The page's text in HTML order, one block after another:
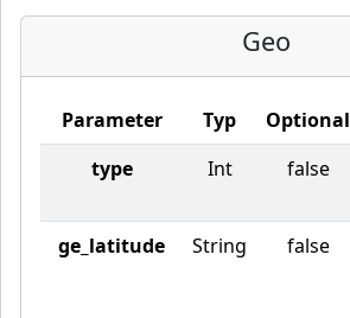
Geo
Parameter Typ Optional
type
Int false
ge_latitude
String false